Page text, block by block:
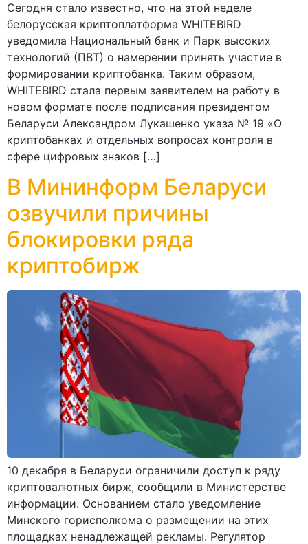
Сегодня стало известно, что на этой неделе
белорусская криптоплатформа WHITEBIRD
уведомила Национальный банк и Парк высоких
технологий (ПВТ) о намерении принять участие в
формировании криптобанка. Таким образом,
WHITEBIRD стала первым заявителем на работу в
новом формате после подписания президентом
Беларуси Александром Лукашенко указа № 19 «О
криптобанках и отдельных вопросах контроля в
сфере цифровых знаков […]
В Мининформ Беларуси
озвучили причины
блокировки ряда
криптобирж
10 декабря в Беларуси ограничили доступ к ряду
криптовалютных бирж, сообщили в Министерстве
информации. Основанием стало уведомление
Минского горисполкома о размещении на этих
площадках ненадлежащей рекламы. Регулятор